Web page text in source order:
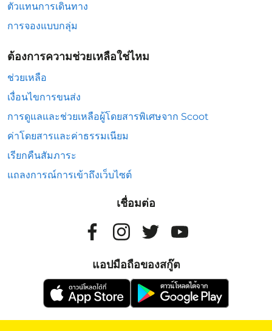
ตัวแทนการเดินทาง
การจองแบบกลุ่ม
ต้องการความช่วยเหลือใช่ไหม
ช่วยเหลือ
เงื่อนไขการขนส่ง
การดูแลและช่วยเหลือผู้โดยสารพิเศษจาก Scoot
ค่าโดยสารและค่าธรรมเนียม
เรียกคืนสัมภาระ
แถลงการณ์การเข้าถึงเว็บไซต์
เชื่อมต่อ
แอปมือถือของสกู๊ต